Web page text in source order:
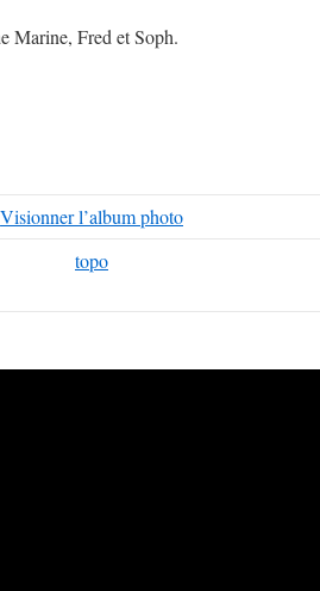
Marine, Fred et Soph.
Visionner l’album photo
topo